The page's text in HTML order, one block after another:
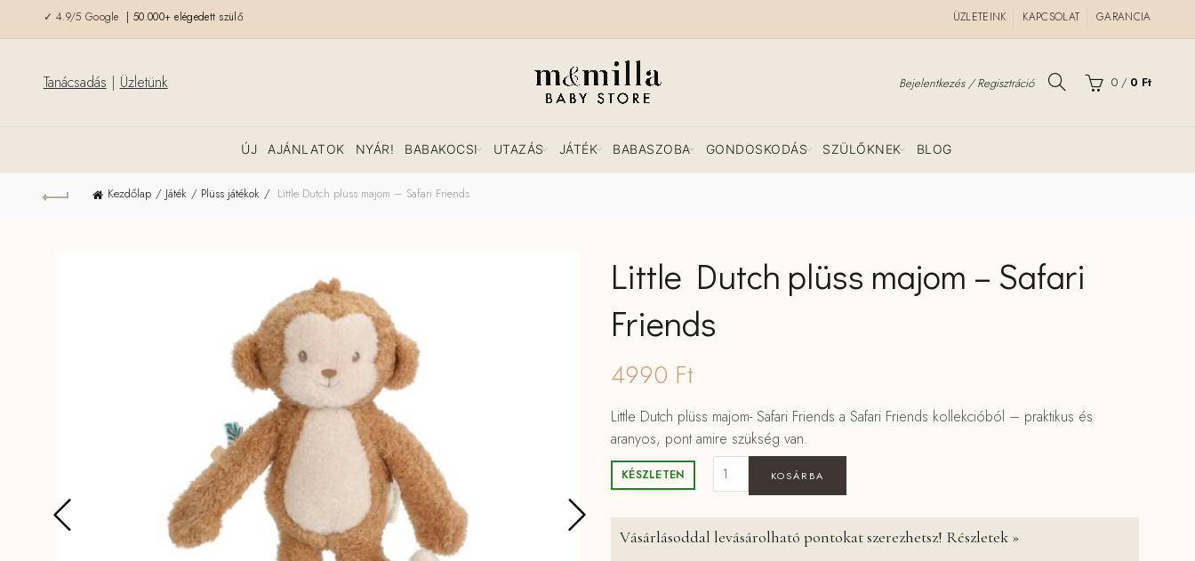
✓ 4.9/5 Google | 50.000+ elégedett szülő ÜZLETEINK KAPCSOLAT GARANCIA
Tanácsadás | Üzletünk Bejelentkezés / Regisztráció 0 / 0 Ft
ÚJ AJÁNLATOK NYÁR! BABAKOCSI UTAZÁS JÁTÉK BABASZOBA GONDOSKODÁS SZÜLŐKNEK BLOG
Kezdőlap Játék Plüss játékok Little Dutch plüss majom – Safari Friends
TOP választás
Little Dutch plüss majom – Safari
Friends
4990 Ft
Little Dutch plüss majom- Safari Friends a Safari Friends kollekcióból – praktikus és
aranyos, pont amire szükség van.
KÉSZLETEN KOSÁRBA
Vásárlásoddal levásárolható pontokat szerezhetsz! Részletek »